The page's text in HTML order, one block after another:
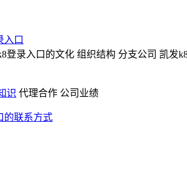
入口
登录入口的文化 组织结构 分支公司 凯发
识 代理合作 公司业绩
的联系方式